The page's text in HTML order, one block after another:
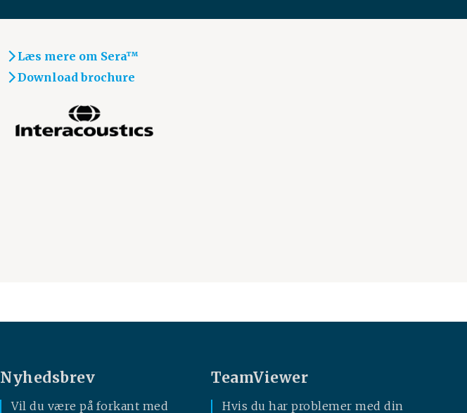
Læs mere om Sera™
Download brochure
Nyhedsbrev
Vil du være på forkant med
TeamViewer
Hvis du har problemer med din